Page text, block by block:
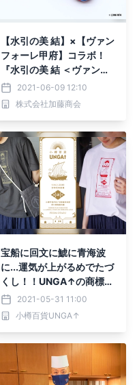
【水引の美 結】×【ヴァン
フォーレ甲府】コラボ！
『水引の美 結 ＜ヴァンフ
ォーレ甲府カラー＞』発売
2021-06-09 12:10
株式会社加藤商会
宝船に回文に鯱に青海波
に...運気が上がるめでたづ
くし！！UNGA↑の商標オ
リジナルTシャツ発売
2021-05-31 11:00
小樽百貨UNGA↑